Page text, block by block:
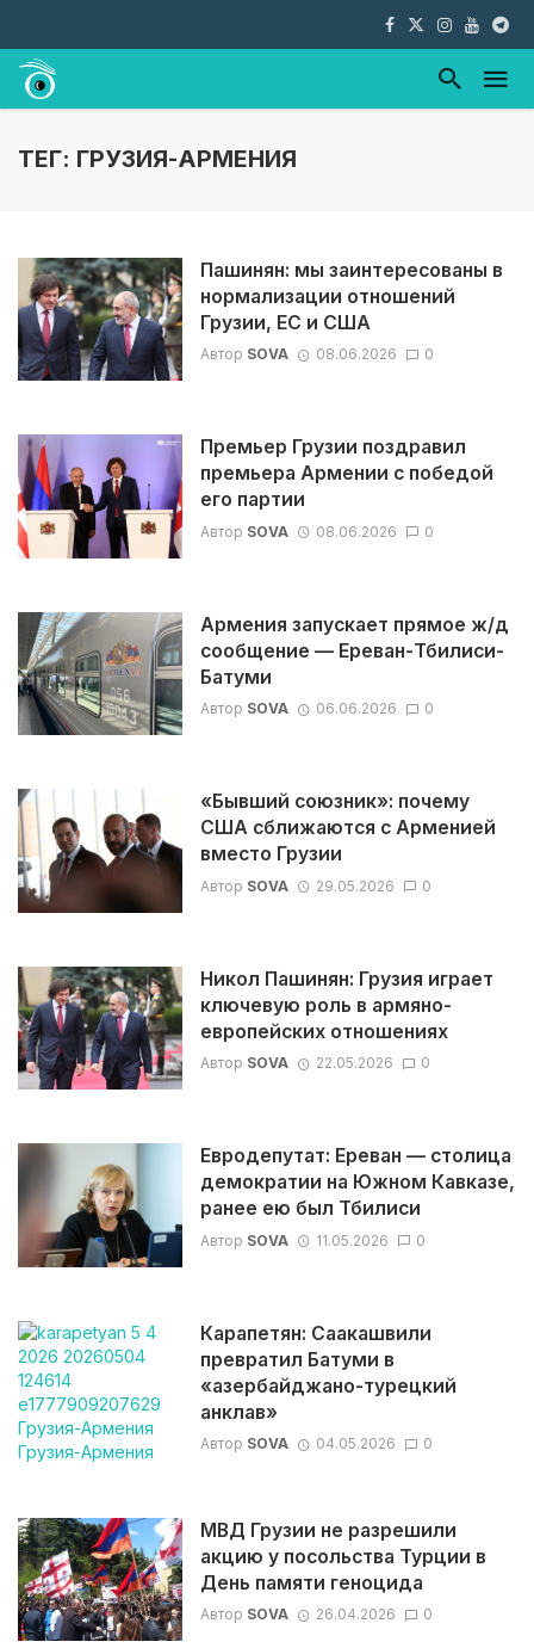
ТЕГ: ГРУЗИЯ-АРМЕНИЯ
Пашинян: мы заинтересованы в
нормализации отношений
Грузии, ЕС и США
Автор SOVA 08.06.2026 0
Премьер Грузии поздравил
премьера Армении с победой
его партии
Автор SOVA 08.06.2026 0
Армения запускает прямое ж/д
сообщение — Ереван-Тбилиси-
Батуми
Автор SOVA 06.06.2026 0
«Бывший союзник»: почему
США сближаются с Арменией
вместо Грузии
Автор SOVA 29.05.2026 0
Никол Пашинян: Грузия играет
ключевую роль в армяно-
европейских отношениях
Автор SOVA 22.05.2026 0
Евродепутат: Ереван — столица
демократии на Южном Кавказе,
ранее ею был Тбилиси
Автор SOVA 11.05.2026 0
Карапетян: Саакашвили
превратил Батуми в
«азербайджано-турецкий
анклав»
Автор SOVA 04.05.2026 0
МВД Грузии не разрешили
акцию у посольства Турции в
День памяти геноцида
Автор SOVA 26.04.2026 0